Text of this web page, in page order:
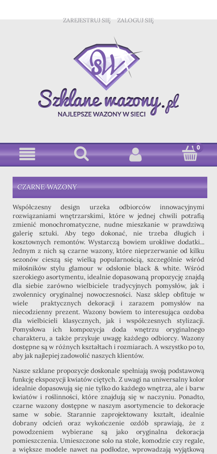
ZAREJESTRUJ SIĘ ZALOGUJ SIĘ
CZARNE WAZONY
Współczesny design urzeka odbiorców innowacyjnymi
rozwiązaniami wnętrzarskimi, które w jednej chwili potrafią
zmienić monochromatyczne, nudne mieszkanie w prawdziwą
galerię sztuki. Aby tego dokonać, nie trzeba długich i
kosztownych remontów. Wystarczą bowiem urokliwe dodatki...
Jednym z nich są czarne wazony, które nieprzerwanie od kilku
sezonów cieszą się wielką popularnością, szczególnie wśród
miłośników stylu glamour w odsłonie black & white. Wśród
szerokiego asortymentu, idealnie dopasowaną propozycję znajdą
dla siebie zarówno wielbiciele tradycyjnych pomysłów, jak i
zwolennicy oryginalnej nowoczesności. Nasz sklep obfituje w
wiele praktycznych dekoracji i zarazem pomysłów na
niecodzienny prezent. Wazony bowiem to interesująca ozdoba
dla wielbicieli klasycznych, jak i współczesnych stylizacji.
Pomysłowa ich kompozycja doda wnętrzu oryginalnego
charakteru, a także przykuje uwagę każdego odbiorcy. Wazony
dostępne są w różnych kształtach i rozmiarach. A wszystko po to,
aby jak najlepiej zadowolić naszych klientów.
Nasze szklane propozycje doskonale spełniają swoją podstawową
funkcję ekspozycji kwiatów ciętych. Z uwagi na uniwersalny kolor
idealnie dopasowują się nie tylko do każdego wnętrza, ale i barw
kwiatów i roślinności, które znajdują się w naczyniu. Ponadto,
czarne wazony dostępne w naszym asortymencie to dekoracje
same w sobie. Starannie zaprojektowany kształt, idealnie
dobrany odcień oraz wykończenie ozdób sprawiają, że z
powodzeniem wybierane są jako oryginalna dekoracja
pomieszczenia. Umieszczone solo na stole, komodzie czy regale,
a większe modele nawet na podłodze, wprowadzają wyjątkową